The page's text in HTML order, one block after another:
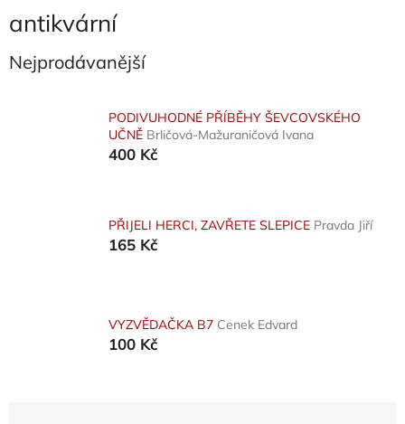
antikvární
Nejprodávanější
PODIVUHODNÉ PŘÍBĚHY ŠEVCOVSKÉHO
UČNĚ Brličová-Mažuraničová Ivana
400 Kč
PŘIJELI HERCI, ZAVŘETE SLEPICE Pravda Jiří
165 Kč
VYZVĚDAČKA B7 Cenek Edvard
100 Kč